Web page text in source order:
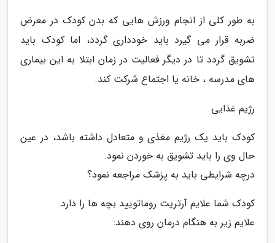
به طور کلی از انجام ورزش هایی که بدن کودک در معرض
ضربه قرار می گیرد باید خودداری گردد، اما کودک باید
تشویق گردد تا در دیگر فعالیت در زمان ابتلا به این بیماری
های مدرسه ، خانه یا اجتماع شرکت کند.
رژیم غذایی
کودک باید یک رژیم مغذی و متعادل داشته باشد، در عین
حال وی را باید تشویق به خوردن نمود.
درچه شرایطی باید به پزشک مراجعه نمود؟
کودک شما علایم آرتریت روماتویید بچه ها را دارد.
علایم زیر به هنگام درمان روی دهند: